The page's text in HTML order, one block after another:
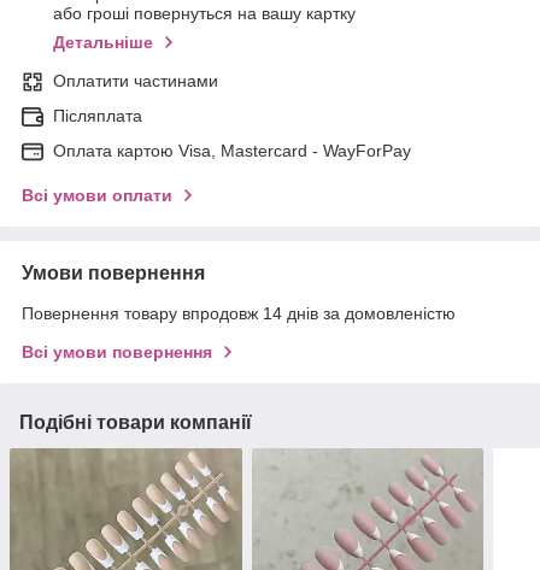
або гроші повернуться на вашу картку
Детальніше
Оплатити частинами
Післяплата
Оплата картою Visa, Mastercard - WayForPay
Всі умови оплати
Умови повернення
Повернення товару впродовж 14 днів за домовленістю
Всі умови повернення
Подібні товари компанії